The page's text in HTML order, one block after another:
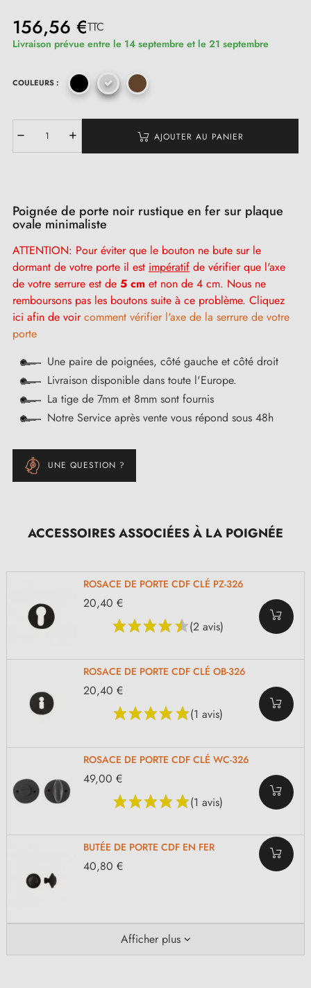
156,56 €TTC
Livraison prévue entre le 14 septembre et le 21 septembre
COULEURS :
AJOUTER AU PANIER
Poignée de porte noir rustique en fer sur plaque
ovale minimaliste
ATTENTION: Pour éviter que le bouton ne bute sur le
dormant de votre porte il est impératif de vérifier que l'axe
de votre serrure est de 5 cm et non de 4 cm. Nous ne
remboursons pas les boutons suite à ce problème. Cliquez
ici afin de voircomment vérifier l'axe de la serrure de votre
porte
Une paire de poignées, côté gauche et côté droit
Livraison disponible dans toute l'Europe.
La tige de 7mm et 8mm sont fournis
Notre Service après vente vous répond sous 48h
UNE QUESTION ?
ACCESSOIRES ASSOCIÉES À LA POIGNÉE
ROSACE DE PORTE CDF CLÉ PZ-326
(2 avis)
20,40 €
ROSACE DE PORTE CDF CLÉ OB-326
(1 avis)
20,40 €
ROSACE DE PORTE CDF CLÉ WC-326
(1 avis)
49,00 €
BUTÉE DE PORTE CDF EN FER
40,80 €
Afficher plus